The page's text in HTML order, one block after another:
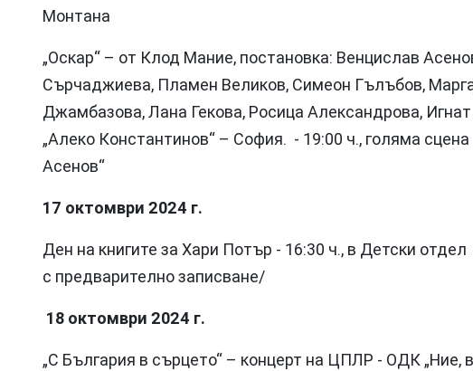
Монтана
„Оскар“ – от Клод Мание, постановка: Венцислав
Сърчаджиева, Пламен Великов, Симеон Гълъбов,
Джамбазова, Лана Гекова, Росица Александрова,
„Алеко Константинов“ – София. - 19:00 ч., голяма
Асенов“
17 октомври 2024 г.
Ден на книгите за Хари Потър - 16:30 ч., в Детски
с предварително записване/
18 октомври 2024 г.
„С България в сърцето“ – концерт на ЦПЛР - ОДК „Ние,